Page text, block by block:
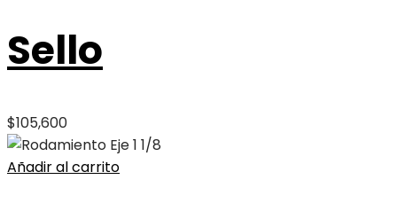
Sello
$105,600
Añadir al carrito